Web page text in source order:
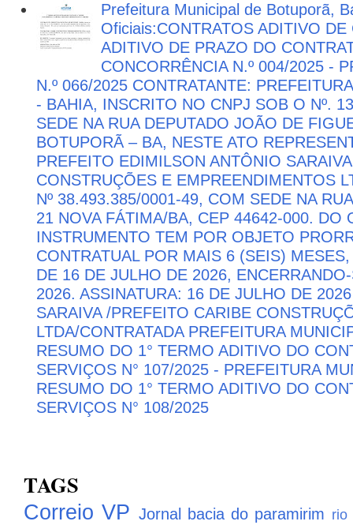
Prefeitura Municipal de Botuporã,
Oficiais:CONTRATOS ADITIVO DE
ADITIVO DE PRAZO DO
CONCORRÊNCIA N.º 004/2025 -
N.º 066/2025 CONTRATANTE:
- BAHIA, INSCRITO NO CNPJ SOB O Nº.
SEDE NA RUA DEPUTADO JOÃO DE
BOTUPORÃ – BA, NESTE ATO
PREFEITO EDIMILSON ANTÔNIO
CONSTRUÇÕES E EMPREENDIMENTOS
Nº 38.493.385/0001-49, COM SEDE NA
21 NOVA FÁTIMA/BA, CEP 44642-000. DO
INSTRUMENTO TEM POR OBJETO
CONTRATUAL POR MAIS 6 (SEIS)
DE 16 DE JULHO DE 2026,
2026. ASSINATURA: 16 DE JULHO DE
SARAIVA /PREFEITO CARIBE
LTDA/CONTRATADA PREFEITURA
RESUMO DO 1° TERMO ADITIVO DO
SERVIÇOS N° 107/2025 - PREFEITURA
RESUMO DO 1° TERMO ADITIVO DO
SERVIÇOS N° 108/2025
TAGS
Correio VP Jornal bacia do paramirim rio